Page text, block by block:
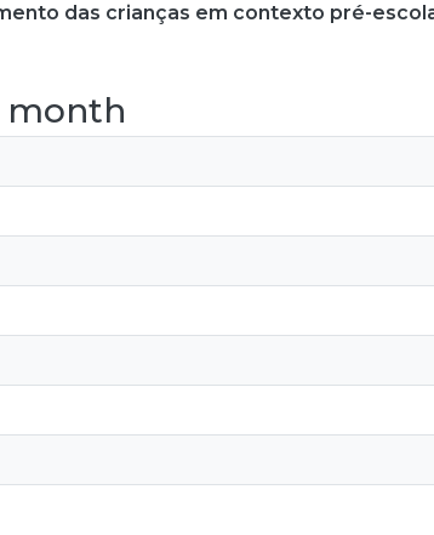
das crianças em contexto pré-
month